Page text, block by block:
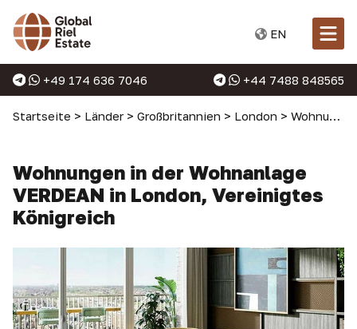
EN
+49 174 636 7046 +44 7488 848565
Startseite > Länder > Großbritannien > London > Wohnungen in London
Wohnungen in der Wohnanlage
VERDEAN in London, Vereinigtes
Königreich